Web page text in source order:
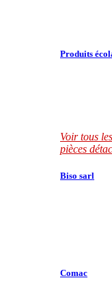
Produits
Voir tous
pièces
Biso sarl
Comac